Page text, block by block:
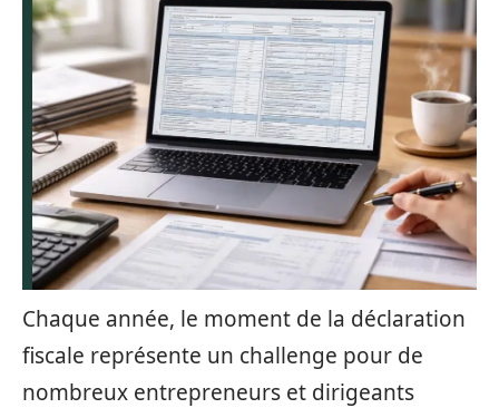
Chaque année, le moment de la déclaration
fiscale représente un challenge pour de
nombreux entrepreneurs et dirigeants